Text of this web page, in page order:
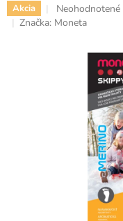
Akcia
Priemerné
hodnotenie
hviezdičiek.
Neohodnotené
Značka: Moneta